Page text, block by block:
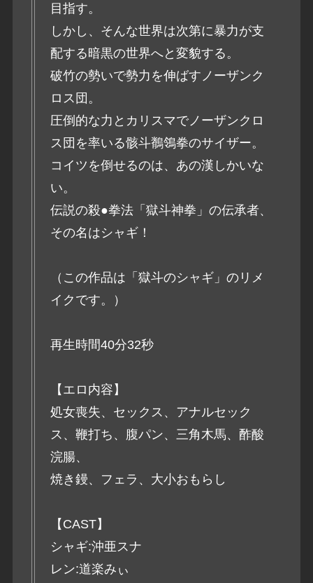
目指す。
しかし、そんな世界は次第に暴力が支
配する暗黒の世界へと変貌する。
破竹の勢いで勢力を伸ばすノーザンク
ロス団。
圧倒的な力とカリスマでノーザンクロ
ス団を率いる骸斗鶺鴒拳のサイザー。
コイツを倒せるのは、あの漢しかいな
い。
伝説の殺●拳法「獄斗神拳」の伝承者、
その名はシャギ！
（この作品は「獄斗のシャギ」のリメ
イクです。）
再生時間40分32秒
【エロ内容】
処女喪失、セックス、アナルセック
ス、鞭打ち、腹パン、三角木馬、酢酸
浣腸、
焼き鏝、フェラ、大小おもらし
【CAST】
シャギ:沖亜スナ
レン:道楽みぃ